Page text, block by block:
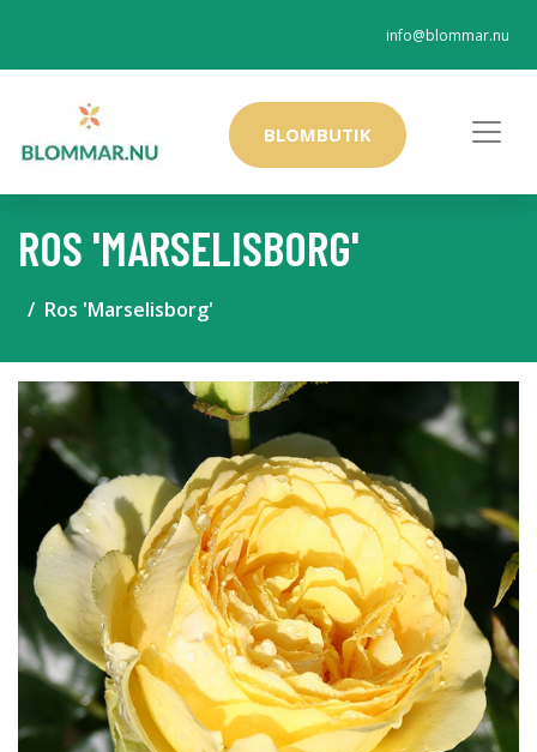
info@blommar.nu
BLOMBUTIK
ROS 'MARSELISBORG'
Ros 'Marselisborg'